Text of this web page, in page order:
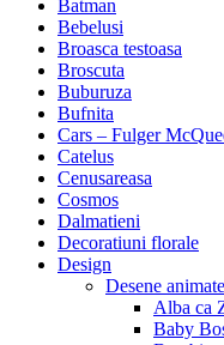
Batman
Bebelusi
Broasca testoasa
Broscuta
Buburuza
Bufnita
Cars – Fulger
Catelus
Cenusareasa
Cosmos
Dalmatieni
Decoratiuni florale
Design
Desene animate
Alba ca
Baby